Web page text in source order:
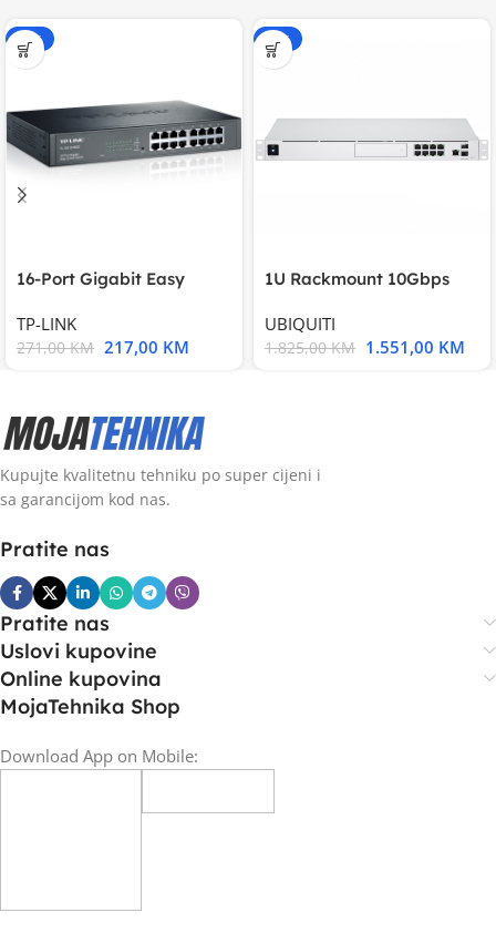
-20%
16-Port Gigabit Easy
TP-LINK
271,00KM 217,00 KM
-15%
1U Rackmount 10Gbps
UBIQUITI
1.825,00KM 1.551,00 KM
Kupujte kvalitetnu tehniku po super cijeni i
sa garancijom kod nas.
Pratite nas
Pratite nas
Uslovi kupovine
Online kupovina
MojaTehnika Shop
Download App on Mobile: